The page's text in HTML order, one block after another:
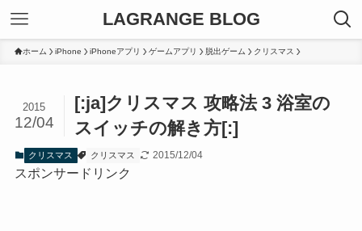
LAGRANGE BLOG
ホーム iPhone iPhoneアプリ ゲームアプリ 脱出ゲーム クリスマス
[:ja]クリスマス 攻略法 3 浴室の
スイッチの解き方[:]
2015
12/04
クリスマス クリスマス 2015/12/04
スポンサードリンク